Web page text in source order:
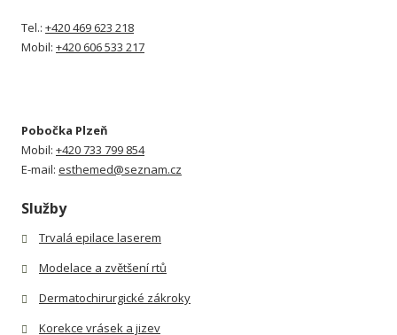
Tel.: +420 469 623 218
Mobil: +420 606 533 217
Pobočka Plzeň
Mobil: +420 733 799 854
E-mail: esthemed@seznam.cz
Služby
Trvalá epilace laserem
Modelace a zvětšení rtů
Dermatochirurgické zákroky
Korekce vrásek a jizev